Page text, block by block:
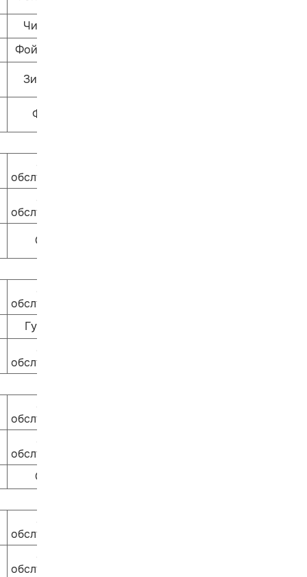
ЧитариУм
Фойе 1 этажа
Зиль-зёль
Филин
Залы
обслуживания
Залы
обслуживания
Ошпи
Залы
обслуживания
Гулливер
Залы
обслуживания
Залы
обслуживания
Залы
обслуживания
Ошпи
Залы
обслуживания
Залы
обслуживания